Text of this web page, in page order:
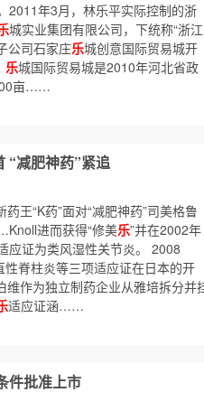
2011年3月，林乐平实际控制的浙
城实业集团有限公司，下统称“浙江
公司石家庄乐城创意国际贸易城开
乐城国际贸易城是2010年河北省政
亩……
“减肥神药”紧追
药王“K药”面对“减肥神药”司美格鲁
进而获得“修美乐”并在2002年
应证为类风湿性关节炎。 2008
性脊柱炎等三项适应证在日本的开
作为独立制药企业从雅培拆分并
适应证涵……
件批准上市